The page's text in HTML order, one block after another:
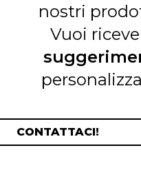
nostri
Vuoi
CONTATTACI!